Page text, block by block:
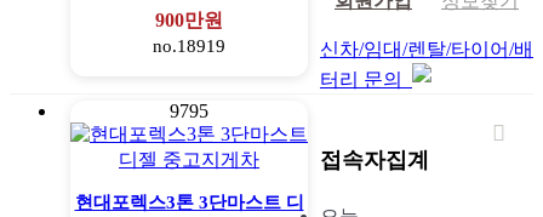
900만원
no.18919
9795
현대포렉스3톤 3단마스트 디
신차/임대/렌탈/타이어/배
터리 문의
접속자집계